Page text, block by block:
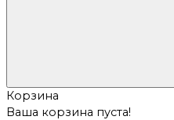
Корзина
Ваша корзина пуста!